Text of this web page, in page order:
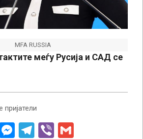
MFA RUSSIA
меѓу Русија и САД се
Messenger
Telegram
Viber